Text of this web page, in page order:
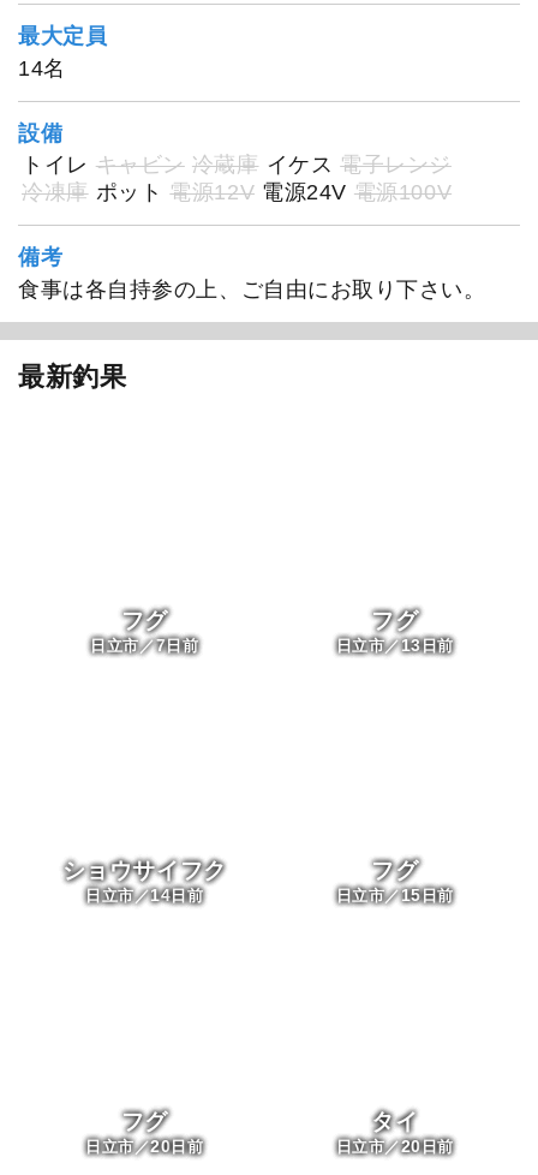
最大定員
14名
設備
トイレ キャビン 冷蔵庫 イケス 電子レンジ
冷凍庫 ポット 電源12V 電源24V 電源100V
備考
食事は各自持参の上、ご自由にお取り下さい。
最新釣果
フグ
日立市／7日前
フグ
日立市／13日前
ショウサイフク
日立市／14日前
フグ
日立市／15日前
フグ
日立市／20日前
タイ
日立市／20日前